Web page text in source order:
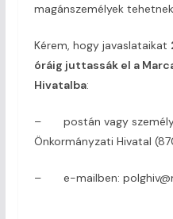
magánszemélyek
Kérem, hogy javaslataikat
óráig juttassák el a
Hivatalba:
– postán vagy
Önkormányzati Hivatal
– e-mailben: